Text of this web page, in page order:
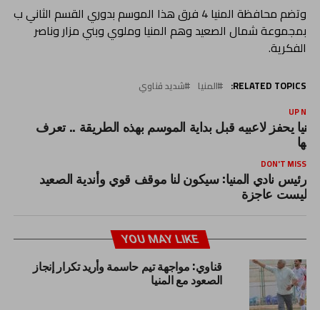
وتضم محافظة المنيا 4 فرق هذا الموسم بدوري القسم الثاني ب
بمجموعة شمال الصعيد وهم المنيا وملوي وبني مزار وناصر
الفكرية.
RELATED TOPICS: المنيا شديد قناوي
UP
يحفز لاعبيه قبل بداية الموسم بهذه الطريقة .. تعرف
DON'T MISS
رئيس نادي المنيا: سيكون لنا موقف قوي وأندية الصعيد
ليست عاجزة
YOU MAY LIKE
قناوي: مواجهة تيم حاسمة وأريد تكرار إنجاز
الصعود مع المنيا